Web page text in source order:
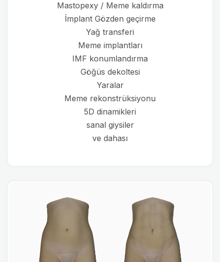
Mastopexy / Meme kaldırma
İmplant Gözden geçirme
Yağ transferi
Meme implantları
IMF konumlandırma
Göğüs dekoltesi
Yaralar
Meme rekonstrüksiyonu
5D dinamikleri
sanal giysiler
ve dahası